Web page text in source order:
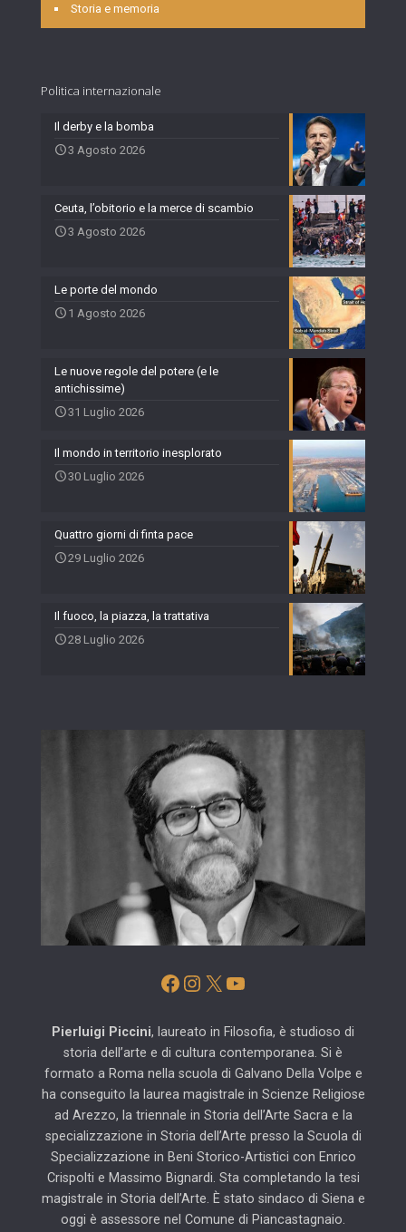
Storia e memoria
Politica internazionale
Il derby e la bomba
3 Agosto 2026
Ceuta, l’obitorio e la merce di scambio
3 Agosto 2026
Le porte del mondo
1 Agosto 2026
Le nuove regole del potere (e le
antichissime)
31 Luglio 2026
Il mondo in territorio inesplorato
30 Luglio 2026
Quattro giorni di finta pace
29 Luglio 2026
Il fuoco, la piazza, la trattativa
28 Luglio 2026
Facebook
Instagram
X YouTube
Pierluigi Piccini, laureato in Filosofia, è studioso di
storia dell’arte e di cultura contemporanea. Si è
formato a Roma nella scuola di Galvano Della Volpe e
ha conseguito la laurea magistrale in Scienze Religiose
ad Arezzo, la triennale in Storia dell’Arte Sacra e la
specializzazione in Storia dell’Arte presso la Scuola di
Specializzazione in Beni Storico-Artistici con Enrico
Crispolti e Massimo Bignardi. Sta completando la tesi
magistrale in Storia dell’Arte. È stato sindaco di Siena e
oggi è assessore nel Comune di Piancastagnaio.